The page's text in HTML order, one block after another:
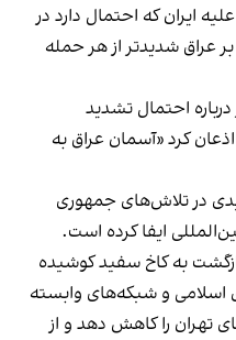
ایران که احتمال دارد در
عراق شدیدتر از هر حمله
احتمال تشدید
کرد «آسمان عراق به
در تلاش‌های جمهوری
ایفا کرده است.
به کاخ سفید کوشیده
اسلامی وشبکه‌های وابسته
تهران را کاهش دهد و از